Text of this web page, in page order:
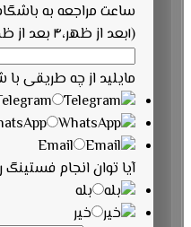
ساعت مراجعه به باشگاه
مایلید از چه طریقی با
Telegram
WhatsApp
Email
آیا توان انجام فستینگ را
بله
خیر